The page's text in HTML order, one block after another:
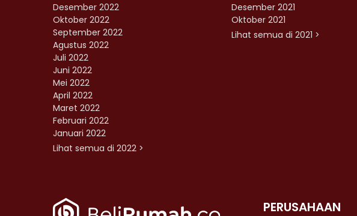
Desember 2022
Oktober 2022
September 2022
Agustus 2022
Juli 2022
Juni 2022
Mei 2022
April 2022
Maret 2022
Februari 2022
Januari 2022
Lihat semua di 2022 >
Desember 2021
Oktober 2021
Lihat semua di 2021 >
PERUSAHAAN